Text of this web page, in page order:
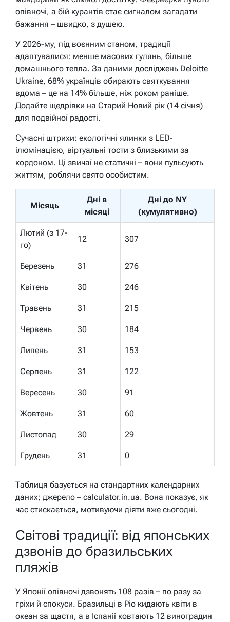
опівночі, а бій курантів стає сигналом загадати
бажання – швидко, з душею.
У 2026-му, під воєнним станом, традиції
адаптувалися: менше масових гулянь, більше
домашнього тепла. За даними досліджень Deloitte
Ukraine, 68% українців обирають святкування
вдома – це на 14% більше, ніж роком раніше.
Додайте щедрівки на Старий Новий рік (14 січня)
для подвійної радості.
Сучасні штрихи: екологічні ялинки з LED-
ілюмінацією, віртуальні тости з близькими за
кордоном. Ці звичаї не статичні – вони пульсують
життям, роблячи свято особистим.
Місяць
Дні в
місяці
Дні до NY
(кумулятивно)
Лютий (з 17-
го)
12 307
Березень 31 276
Квітень 30 246
Травень 31 215
Червень 30 184
Липень 31 153
Серпень 31 122
Вересень 30 91
Жовтень 31 60
Листопад 30 29
Грудень 31 0
Таблиця базується на стандартних календарних
даних; джерело – calculator.in.ua. Вона показує, як
час стискається, мотивуючи діяти вже сьогодні.
Світові традиції: від японських
дзвонів до бразильських
пляжів
У Японії опівночі дзвонять 108 разів – по разу за
гріхи й спокуси. Бразильці в Ріо кидають квіти в
океан за щастя, а в Іспанії ковтають 12 виноградин